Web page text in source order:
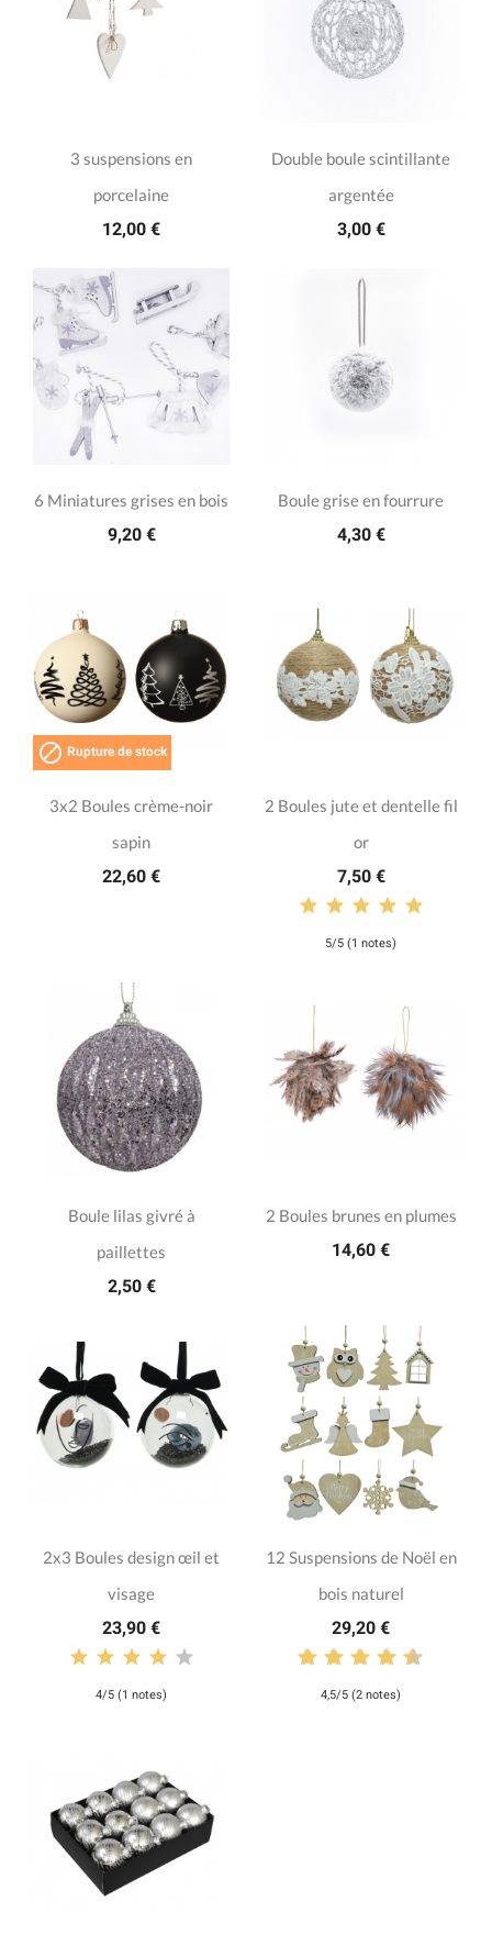
3 suspensions en
porcelaine
12,00 €
Double boule scintillante
argentée
3,00 €
6 Miniatures grises en bois
9,20 €
Boule grise en fourrure
4,30 €
 Rupture de stock
3x2 Boules crème-noir
sapin
22,60 €
2 Boules jute et dentelle fil
or
7,50 €
5/5 (1 notes)
Boule lilas givré à
paillettes
2,50 €
2 Boules brunes en plumes
14,60 €
2x3 Boules design œil et
visage
23,90 €
4/5 (1 notes)
12 Suspensions de Noël en
bois naturel
29,20 €
4,5/5 (2 notes)